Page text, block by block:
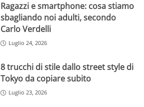
Ragazzi e smartphone: cosa stiamo
sbagliando noi adulti, secondo
Carlo Verdelli
Luglio 24, 2026
8 trucchi di stile dallo street style di
Tokyo da copiare subito
Luglio 23, 2026